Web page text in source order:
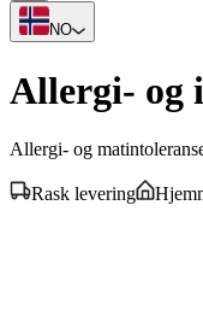
NO
Allergi- og
Allergi- og
Rask levering